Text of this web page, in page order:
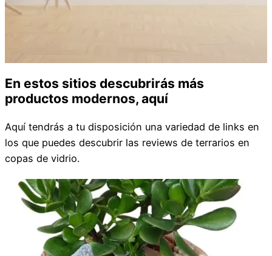
En estos sitios descubrirás más
productos modernos, aquí
Aquí tendrás a tu disposición una variedad de links en
los que puedes descubrir las reviews de terrarios en
copas de vidrio.